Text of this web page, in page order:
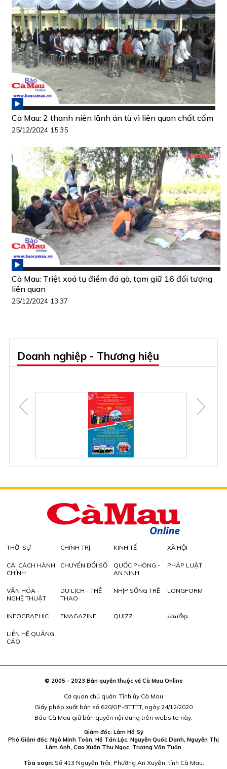
Cà Mau: 2 thanh niên lãnh án tù vì liên quan chất cấm
25/12/2024 15:35
Cà Mau: Triệt xoá tụ điểm đá gà, tạm giữ 16 đối tượng
liên quan
25/12/2024 13:37
Doanh nghiệp - Thương hiệu
THỜI SỰ CHÍNH TRỊ KINH TẾ XÃ HỘI
CẢI CÁCH HÀNH
CHÍNH
CHUYỂN ĐỔI SỐ
QUỐC PHÒNG -
AN NINH
PHÁP LUẬT
VĂN HÓA -
NGHỆ THUẬT
DU LỊCH - THỂ
THAO
NHỊP SỐNG TRẺ LONGFORM
INFOGRAPHIC EMAGAZINE QUIZZ ភាសាខ្មែរ
LIÊN HỆ QUẢNG
CÁO
© 2005 - 2023 Bản quyền thuộc về Cà Mau Online
Cơ quan chủ quản: Tỉnh ủy Cà Mau
Giấy phép xuất bản số 620/GP-BTTTT, ngày 24/12/2020
Báo Cà Mau giữ bản quyền nội dung trên website này.
Giám đốc: Lâm Hồ Sỹ
Phó Giám đốc: Ngô Minh Toàn, Hồ Tấn Lộc, Nguyễn Quốc Danh, Nguyễn Thị
Lâm Anh, Cao Xuân Thu Ngọc, Trương Văn Tuấn
Tòa soạn:Số 413 Nguyễn Trãi, Phường An Xuyên, tỉnh Cà Mau.